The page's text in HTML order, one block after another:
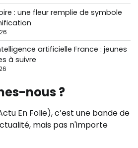
: une fleur remplie de symbole
artificielle France : jeunes
à suivre
nous ?
En Folie), c’est une bande de
mais pas n'importe